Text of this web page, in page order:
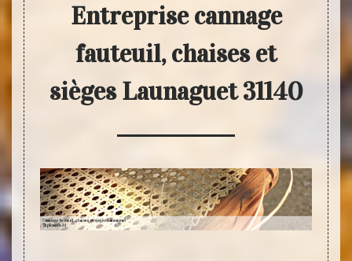
Entreprise cannage
fauteuil, chaises et
sièges Launaguet 31140